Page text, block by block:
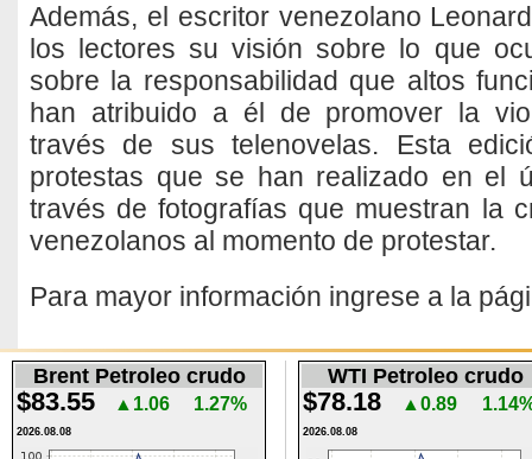
Además, el escritor venezolano
los lectores su visión sobre lo que
sobre la responsabilidad que altos
han atribuido a él de promover la
través de sus telenovelas. Esta
protestas que se han realizado en el
través de fotografías que muestran la
venezolanos al momento de protestar.
Para mayor información ingrese a la
Brent Petroleo crudo
$83.55 ▲1.06 1.27%
2026.08.08
WTI Petroleo crudo
$78.18 ▲0.89
2026.08.08